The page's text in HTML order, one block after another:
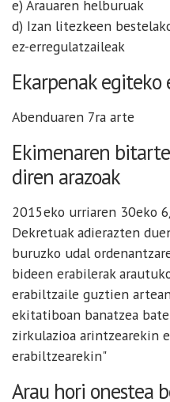
e) Arauaren helburuak
d) Izan litezkeen
ez-erregulatzaileak
Ekarpenak egiteko
Abenduaren 7ra arte
Ekimenaren
diren arazoak
2015eko urriaren 30eko
Dekretuak adierazten
buruzko udal
bideen erabilerak
erabiltzaile guztien
ekitatiboan banatzea
zirkulazioa arintzearekin
erabiltzearekin"
Arau hori onestea